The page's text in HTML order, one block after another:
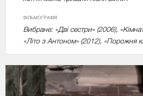
ФІЛЬМОГРАФІЯ
Вибране: «Дві сестри» (2006),
«Літо з Антоном» (2012), «Порожня